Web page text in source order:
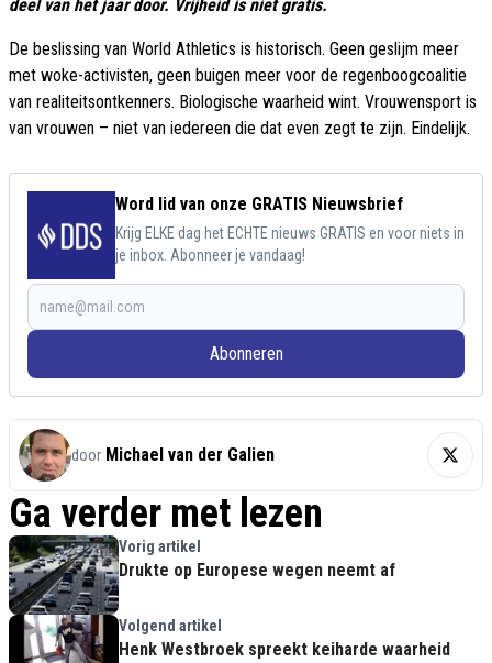
deel van het jaar door. Vrijheid is niet gratis.
De beslissing van World Athletics is historisch. Geen geslijm meer
met woke-activisten, geen buigen meer voor de regenboogcoalitie
van realiteitsontkenners. Biologische waarheid wint. Vrouwensport is
van vrouwen – niet van iedereen die dat even zegt te zijn. Eindelijk.
Word lid van onze GRATIS Nieuwsbrief
Krijg ELKE dag het ECHTE nieuws GRATIS en voor niets in
je inbox. Abonneer je vandaag!
Abonneren
door Michael van der Galien
Ga verder met lezen
Vorig artikel
Drukte op Europese wegen neemt af
Volgend artikel
Henk Westbroek spreekt keiharde waarheid